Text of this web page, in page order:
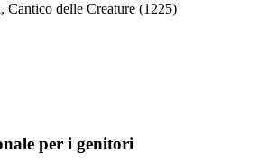
Cantico delle Creature (1225)
per i genitori